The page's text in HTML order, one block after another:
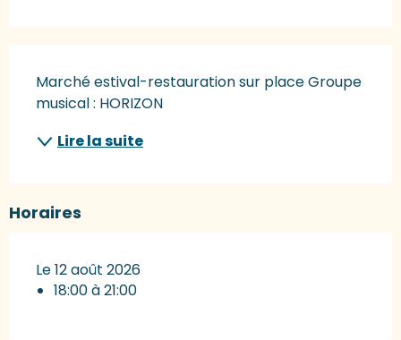
Marché estival-restauration sur place Groupe
musical : HORIZON
Lire la suite
Horaires
Le 12 août 2026
18:00 à 21:00